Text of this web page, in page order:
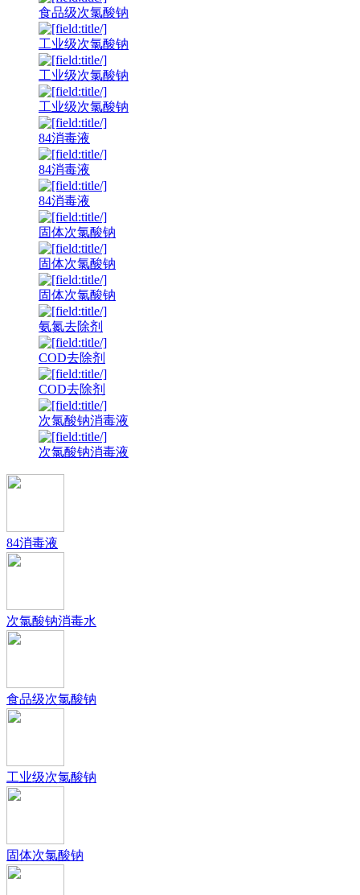
食品级次氯酸钠
工业级次氯酸钠
工业级次氯酸钠
工业级次氯酸钠
84消毒液
84消毒液
84消毒液
固体次氯酸钠
固体次氯酸钠
固体次氯酸钠
氨氮去除剂
COD去除剂
COD去除剂
次氯酸钠消毒液
次氯酸钠消毒液
84消毒液
次氯酸钠消毒水
食品级次氯酸钠
工业级次氯酸钠
固体次氯酸钠